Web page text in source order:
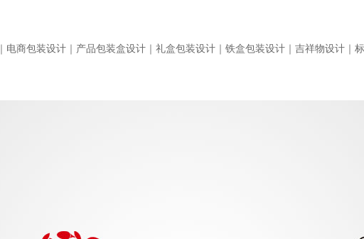
｜电商包装设计｜产品包装盒设计｜礼盒包装设计｜铁盒包装设计｜吉祥物设计｜